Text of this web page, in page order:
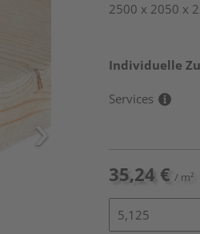
2500 x 2050 x
Individuelle
Services
35,24 € / m²